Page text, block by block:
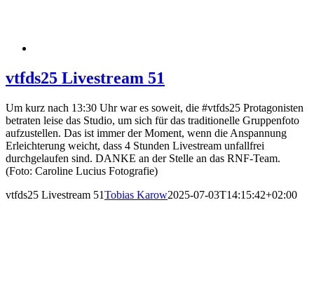
vtfds25 Livestream 51
Um kurz nach 13:30 Uhr war es soweit, die #vtfds25 Protagonisten
betraten leise das Studio, um sich für das traditionelle Gruppenfoto
aufzustellen. Das ist immer der Moment, wenn die Anspannung
Erleichterung weicht, dass 4 Stunden Livestream unfallfrei
durchgelaufen sind. DANKE an der Stelle an das RNF-Team.
(Foto: Caroline Lucius Fotografie)
vtfds25 Livestream 51Tobias Karow2025-07-03T14:15:42+02:00